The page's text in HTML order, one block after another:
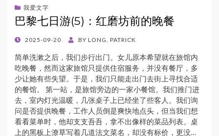
我爱文字
巴黎七日游(5)：红磨坊前的晚餐
POSTED
2025-09-20 BY LONG, PATRICK
简单洗漱之后，我们步行出门。女儿原本希望就在旅馆内
吃晚餐，然而这家旅馆只提供住宿服务，并没有餐厅，多
少让她有些失望。于是，我们只能走出门去街上寻找合适
的餐馆。 第一站，是旅馆旁边的一家小餐馆。我们推门进
去，室内灯光温暖，几张桌子上已经坐了些客人。我们询
问是否提供晚餐，工作人员倒是爽快地点头，但当我们想
看看菜单时，他却支支吾吾，拿不出像样的菜品列表。桌
上的黑板上潦草写着几道法文菜名，却没有标价，更没…